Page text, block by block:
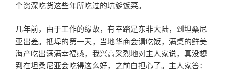
个资深吃货这些年所吃过的坑爹饭菜。
几年前，由于工作的缘故，有幸踏足东非大陆，到坦桑尼
亚出差。抵埠的第一天，当地华商会请吃饭，满桌的鲜美
海产吃出满满幸福感，我兴高采烈地对主人家说，真没想
到在坦桑尼亚会吃得这么好，之前白担心了。主人家答：